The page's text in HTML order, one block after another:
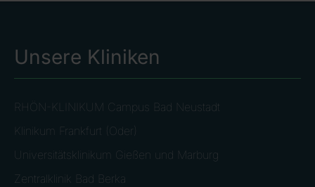
Unsere Kliniken
RHÖN-KLINIKUM Campus Bad Neustadt
Klinikum Frankfurt (Oder)
Universitätsklinikum Gießen und Marburg
Zentralklinik Bad Berka